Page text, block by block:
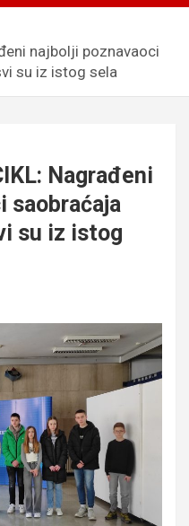
najbolji poznavaoci
su iz istog sela
Nagrađeni
saobraćaja
su iz istog